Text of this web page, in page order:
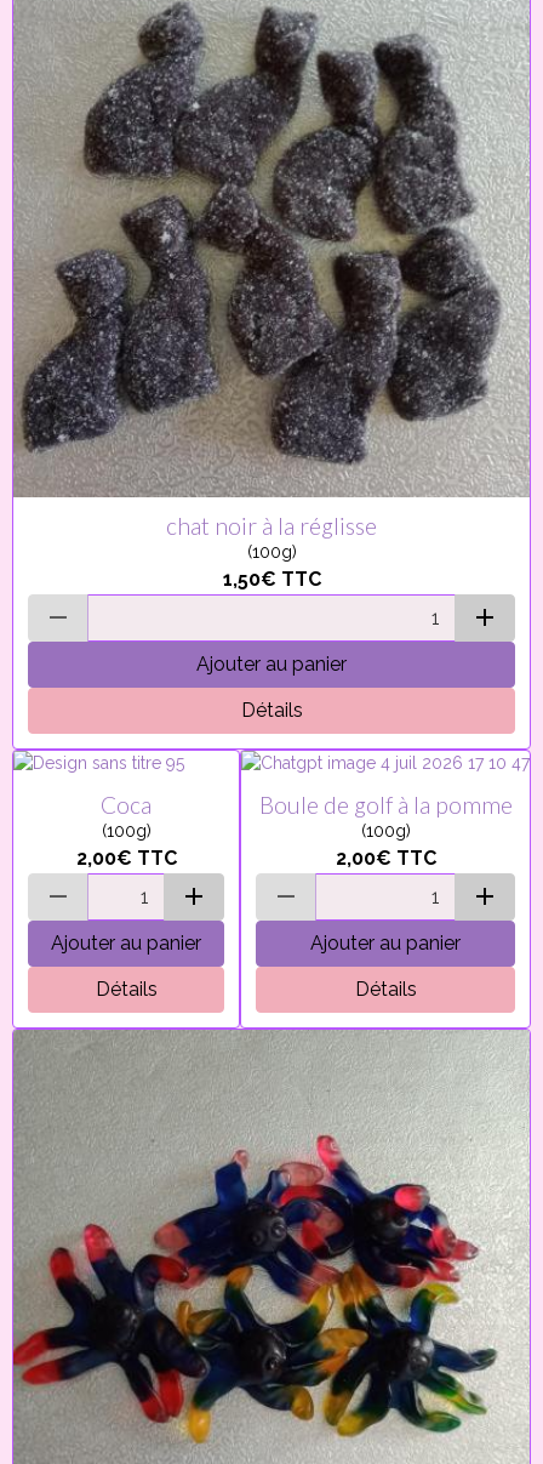
chat noir à la réglisse
(100g)
1,50€ TTC
Ajouter au panier
Détails
Coca
(100g)
2,00€ TTC
Ajouter au panier
Détails
Boule de golf à la pomme
(100g)
2,00€ TTC
Ajouter au panier
Détails